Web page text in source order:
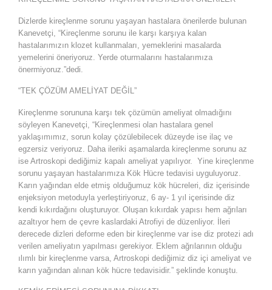
Dizlerde kireçlenme sorunu yaşayan hastalara önerilerde bulunan
Kanevetçi, “Kireçlenme sorunu ile karşı karşıya kalan
hastalarımızın klozet kullanmaları, yemeklerini masalarda
yemelerini öneriyoruz. Yerde oturmalarını hastalarımıza
önermiyoruz.”dedi.
“TEK ÇÖZÜM AMELİYAT DEĞİL”
Kireçlenme sorununa karşı tek çözümün ameliyat olmadığını
söyleyen Kanevetçi, “Kireçlenmesi olan hastalara genel
yaklaşımımız, sorun kolay çözülebilecek düzeyde ise ilaç ve
egzersiz veriyoruz. Daha ileriki aşamalarda kireçlenme sorunu az
ise Artroskopi dediğimiz kapalı ameliyat yapılıyor. Yine kireçlenme
sorunu yaşayan hastalarımıza Kök Hücre tedavisi uyguluyoruz.
Karın yağından elde etmiş olduğumuz kök hücreleri, diz içerisinde
enjeksiyon metoduyla yerleştiriyoruz, 6 ay- 1 yıl içerisinde diz
kendi kıkırdağını oluşturuyor. Oluşan kıkırdak yapısı hem ağrıları
azaltıyor hem de çevre kaslardaki Atrofiyi de düzenliyor. İleri
derecede dizleri deforme eden bir kireçlenme var ise diz protezi adı
verilen ameliyatın yapılması gerekiyor. Eklem ağrılarının olduğu
ılımlı bir kireçlenme varsa, Artroskopi dediğimiz diz içi ameliyat ve
karın yağından alınan kök hücre tedavisidir.” şeklinde konuştu.